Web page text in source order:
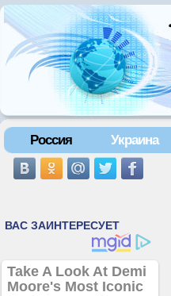
Россия Украина